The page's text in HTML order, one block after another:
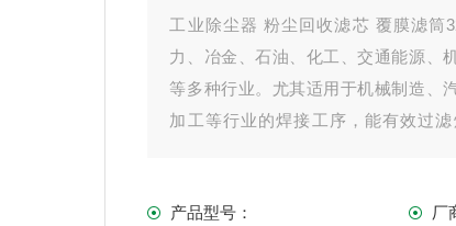
工业除尘器 粉尘回收滤芯 覆膜滤筒
力、冶金、石油、化工、交通能源、
等多种行业。尤其适用于机械制造、
加工等行业的焊接工序，能有效过
建材等行业的粉尘治理。
产品型号： 厂